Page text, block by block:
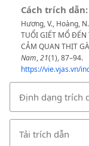
Cách trích dẫn:
Hương, V., Hoàng,
TUỔI GIẾT MỔ ĐẾN
CẢM QUAN THỊT
Nam,21(1), 87–94.
https://vie.vjas.vn/
Định dạng trích
Tải trích dẫn